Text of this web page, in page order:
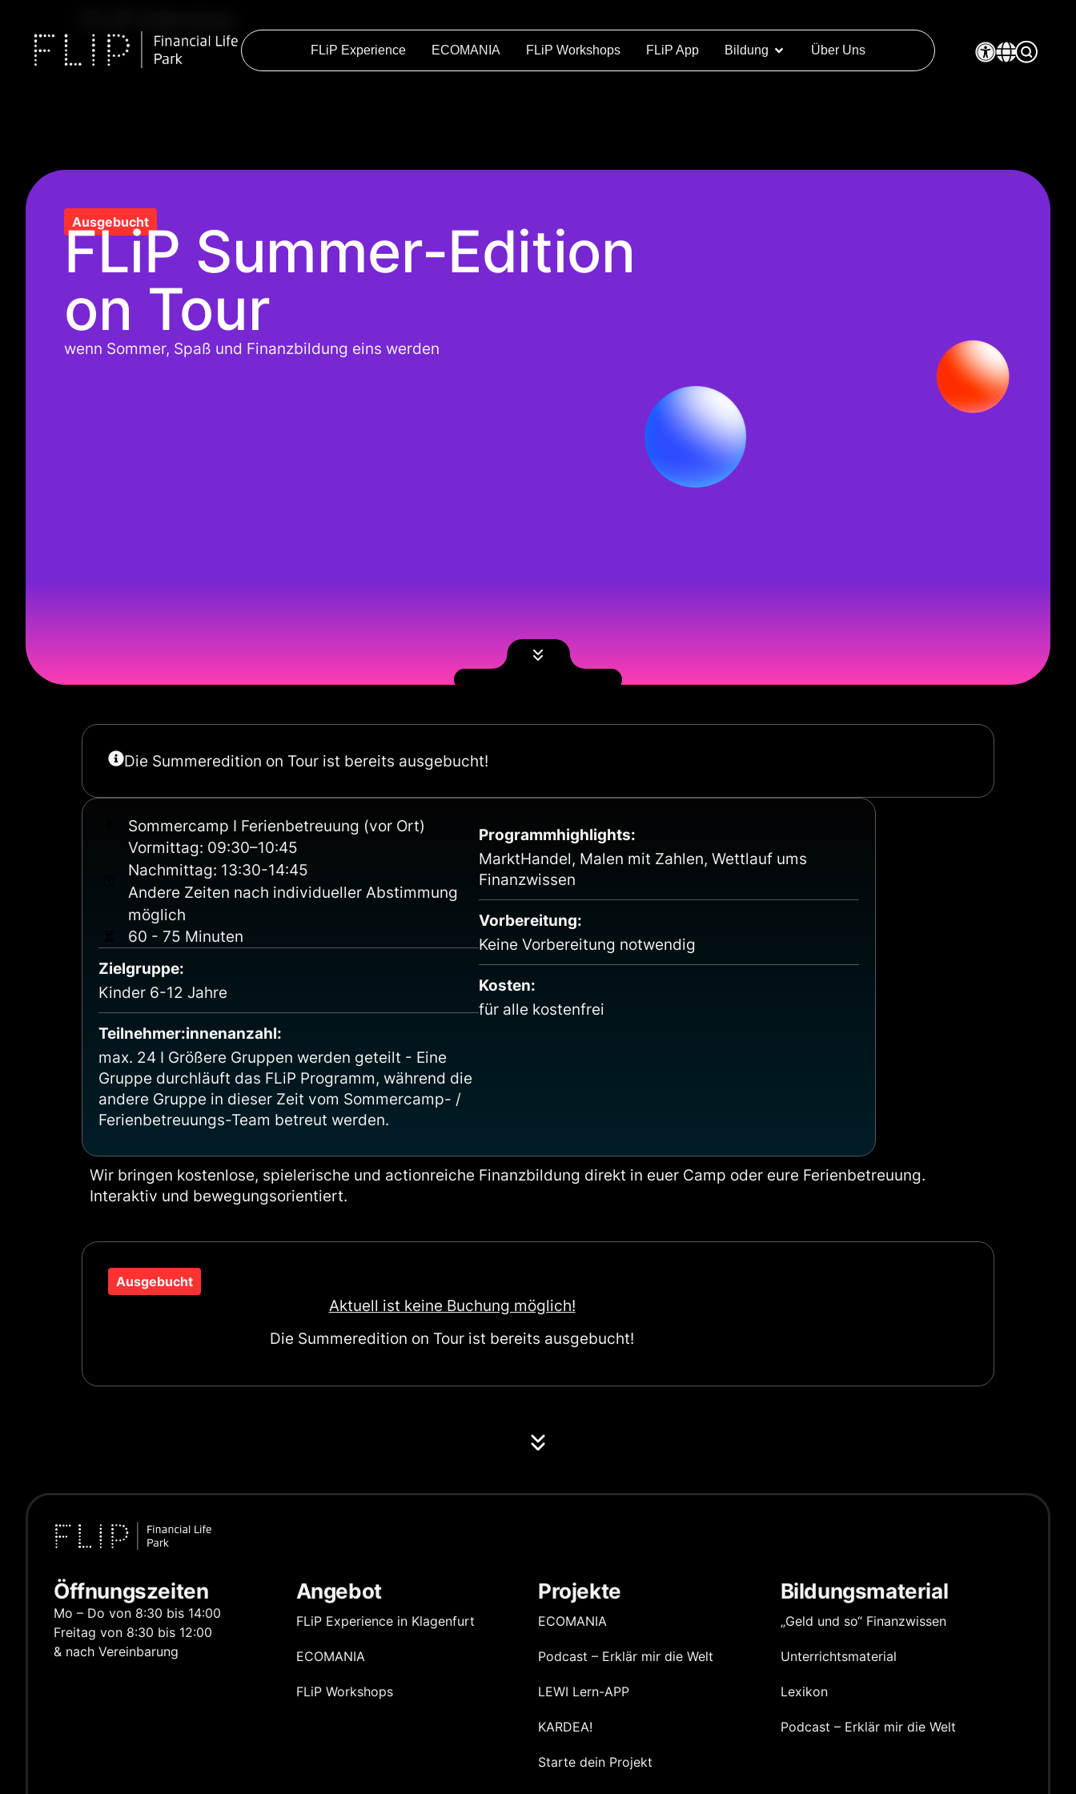
FLiP Experience ECOMANIA FLiP Workshops FLiP App Bildung Über Uns
Ausgebucht
FLiP Summer-Edition
on Tour
wenn Sommer, Spaß und Finanzbildung eins werden
Die Summeredition on Tour ist bereits ausgebucht!
Sommercamp I Ferienbetreuung (vor Ort)
Vormittag: 09:30–10:45
Nachmittag: 13:30-14:45
Andere Zeiten nach individueller Abstimmung
möglich
60 - 75 Minuten
Zielgruppe:
Kinder 6-12 Jahre
Teilnehmer:innen­anzahl:
max. 24 I Größere Gruppen werden geteilt - Eine
Gruppe durchläuft das FLiP Programm, während die
andere Gruppe in dieser Zeit vom Sommercamp- /
Ferienbetreuungs-Team betreut werden.
Programmhighlights:
MarktHandel, Malen mit Zahlen, Wettlauf ums
Finanzwissen
Vorbereitung:
Keine Vorbereitung notwendig
Kosten:
für alle kostenfrei
Wir bringen kostenlose, spielerische und actionreiche Finanzbildung direkt in euer Camp oder eure Ferienbetreuung.
Interaktiv und bewegungsorientiert.
Ausgebucht
Aktuell ist keine Buchung möglich!
Die Summeredition on Tour ist bereits ausgebucht!
Öffnungszeiten
Mo – Do von 8:30 bis 14:00
Freitag von 8:30 bis 12:00
& nach Vereinbarung
Angebot
FLiP Experience in Klagenfurt
ECOMANIA
FLiP Workshops
Projekte
ECOMANIA
Podcast – Erklär mir die Welt
LEWI Lern-APP
KARDEA!
Starte dein Projekt
Bildungsmaterial
„Geld und so“ Finanzwissen
Unterrichts­material
Lexikon
Podcast – Erklär mir die Welt